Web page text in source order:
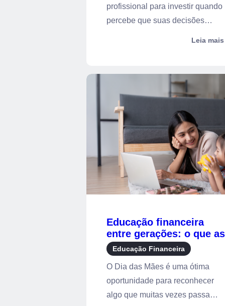
profissional para investir quando
percebe que suas decisões
Leia mais
Educação financeira
entre gerações: o que as
mães ensinam sobre
dinheiro
Educação Financeira
O Dia das Mães é uma ótima
oportunidade para reconhecer
algo que muitas vezes passa